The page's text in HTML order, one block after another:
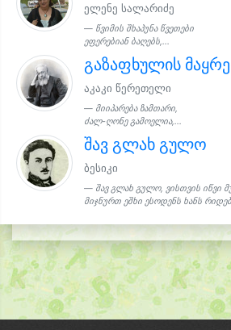
ელენე სალარიძე
წვიმის შხაპუნა წვეთები
ეფერებიან ბაღებს,...
გაზაფხულის
აკაკი წერეთელი
მიიპარება ზამთარი,
ძალ-ღონე გამოელია,...
შავ გლახ გულო
ბესიკი
შავ გლახ გულო, ვისთვის იწვი
მიჯნურთ ეშხი ესოდენს ხანს